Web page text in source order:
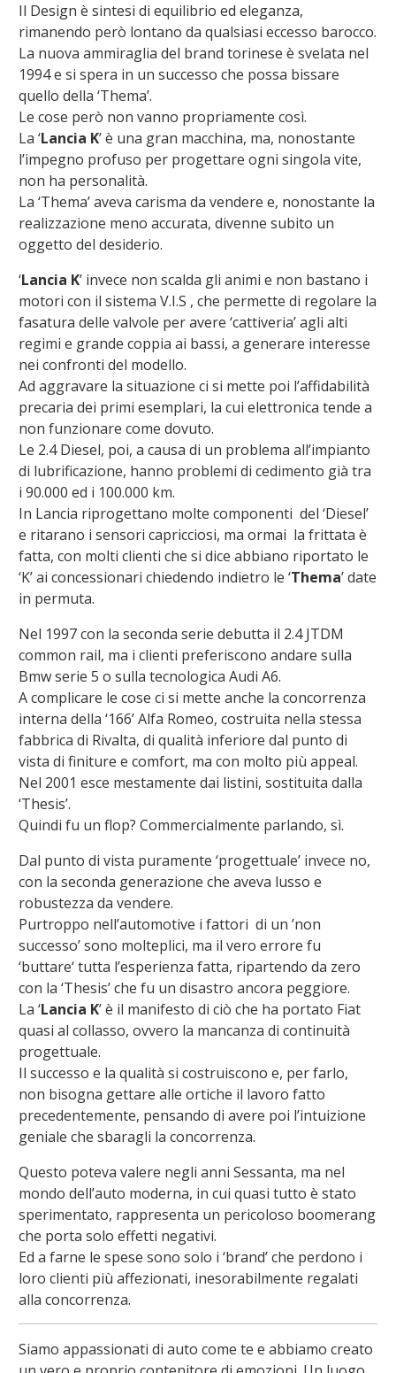
Il Design è sintesi di equilibrio ed eleganza,
rimanendo però lontano da qualsiasi eccesso barocco.
La nuova ammiraglia del brand torinese è svelata nel
1994 e si spera in un successo che possa bissare
quello della ‘Thema’.
Le cose però non vanno propriamente così.
La ‘Lancia K’ è una gran macchina, ma, nonostante
l’impegno profuso per progettare ogni singola vite,
non ha personalità.
La ‘Thema’ aveva carisma da vendere e, nonostante la
realizzazione meno accurata, divenne subito un
oggetto del desiderio.
‘Lancia K’ invece non scalda gli animi e non bastano i
motori con il sistema V.I.S , che permette di regolare la
fasatura delle valvole per avere ‘cattiveria’ agli alti
regimi e grande coppia ai bassi, a generare interesse
nei confronti del modello.
Ad aggravare la situazione ci si mette poi l’affidabilità
precaria dei primi esemplari, la cui elettronica tende a
non funzionare come dovuto.
Le 2.4 Diesel, poi, a causa di un problema all’impianto
di lubrificazione, hanno problemi di cedimento già tra
i 90.000 ed i 100.000 km.
In Lancia riprogettano molte componenti del ‘Diesel’
e ritarano i sensori capricciosi, ma ormai la frittata è
fatta, con molti clienti che si dice abbiano riportato le
‘K’ ai concessionari chiedendo indietro le ‘Thema’ date
in permuta.
Nel 1997 con la seconda serie debutta il 2.4 JTDM
common rail, ma i clienti preferiscono andare sulla
Bmw serie 5 o sulla tecnologica Audi A6.
A complicare le cose ci si mette anche la concorrenza
interna della ‘166’ Alfa Romeo, costruita nella stessa
fabbrica di Rivalta, di qualità inferiore dal punto di
vista di finiture e comfort, ma con molto più appeal.
Nel 2001 esce mestamente dai listini, sostituita dalla
‘Thesis’.
Quindi fu un flop? Commercialmente parlando, sì.
Dal punto di vista puramente ‘progettuale’ invece no,
con la seconda generazione che aveva lusso e
robustezza da vendere.
Purtroppo nell’automotive i fattori di un ’non
successo’ sono molteplici, ma il vero errore fu
‘buttare‘ tutta l’esperienza fatta, ripartendo da zero
con la ‘Thesis’ che fu un disastro ancora peggiore.
La ‘Lancia K’ è il manifesto di ciò che ha portato Fiat
quasi al collasso, ovvero la mancanza di continuità
progettuale.
Il successo e la qualità si costruiscono e, per farlo,
non bisogna gettare alle ortiche il lavoro fatto
precedentemente, pensando di avere poi l’intuizione
geniale che sbaragli la concorrenza.
Questo poteva valere negli anni Sessanta, ma nel
mondo dell’auto moderna, in cui quasi tutto è stato
sperimentato, rappresenta un pericoloso boomerang
che porta solo effetti negativi.
Ed a farne le spese sono solo i ‘brand’ che perdono i
loro clienti più affezionati, inesorabilmente regalati
alla concorrenza.
Siamo appassionati di auto come te e abbiamo creato